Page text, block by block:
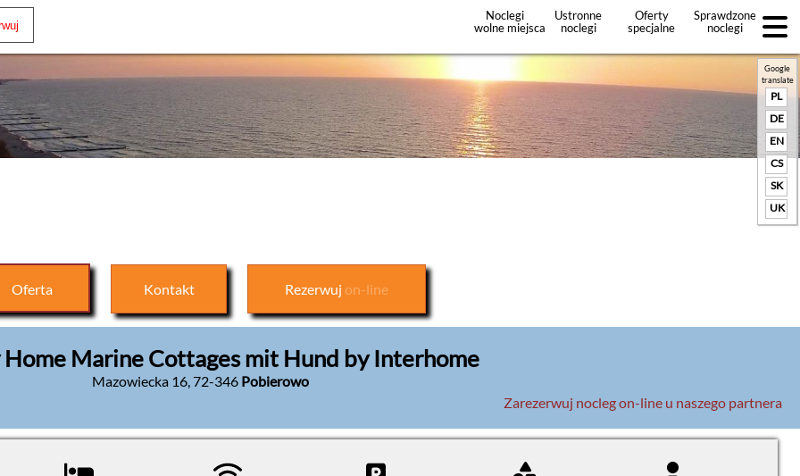
Noclegi
wolne miejsca
Ustronne
noclegi
Oferty
specjalne
Sprawdzone
noclegi
+Dodaj
Google
translate
PL
DE
EN
CS
SK
UK
Oferta Kontakt Rezerwuj on-line
Marine Cottages mit Hund by Interhome
Mazowiecka 16,72-346 Pobierowo
Zarezerwuj nocleg on-line u naszego partnera